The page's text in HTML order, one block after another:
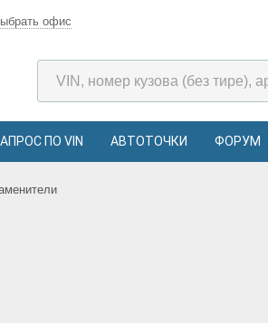
офис
ПО VIN АВТОТОЧКИ ФОРУМ